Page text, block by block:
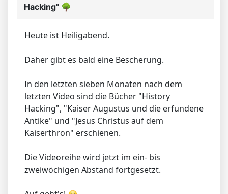
Hacking" 🌳
Heute ist Heiligabend.
Daher gibt es bald eine Bescherung.
In den letzten sieben Monaten nach dem
letzten Video sind die Bücher "History
Hacking", "Kaiser Augustus und die erfundene
Antike" und "Jesus Christus auf dem
Kaiserthron" erschienen.
Die Videoreihe wird jetzt im ein- bis
zweiwöchigen Abstand fortgesetzt.